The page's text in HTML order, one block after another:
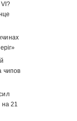
чипов
на 21